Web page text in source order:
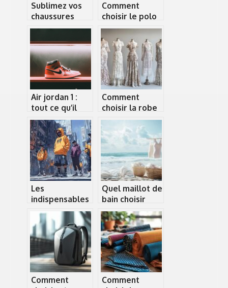
Sublimez vos
chaussures
avec les
accessoires de
mode
Comment
choisir le polo
cachemire
femme parfait
pour chaque
saison
Air jordan 1 :
tout ce qu’il
faut savoir
Comment
choisir la robe
bohème en
dentelle idéale
pour chaque
occasion
Les
indispensables
du streetwear
pour un look
urbain reussi
Quel maillot de
bain choisir
apres sa
grossesse ?
Les secrets
d’un look post-
maternite
reussi
Comment
Comment